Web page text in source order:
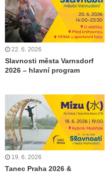
22. 6. 2026
Slavnosti města Varnsdorf
2026 – hlavní program
19. 6. 2026
Tanec Praha 2026 &